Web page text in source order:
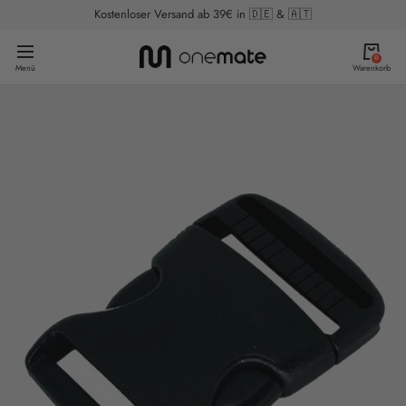
Inhalt
Kostenloser Versand ab 39€ in 🇩🇪 & 🇦🇹
Navigation
Menü
onemate
0
Warenkorb